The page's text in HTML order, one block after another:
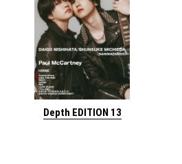
Depth EDITION 13